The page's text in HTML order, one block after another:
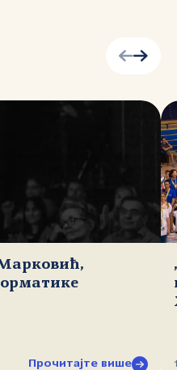
Прочитајте више